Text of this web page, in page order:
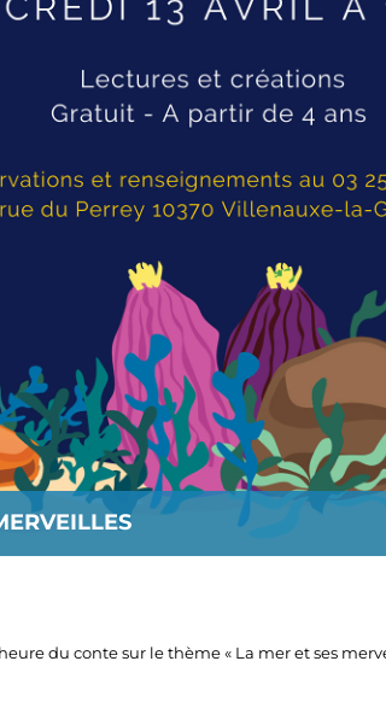
du conte sur le thème « La mer et ses